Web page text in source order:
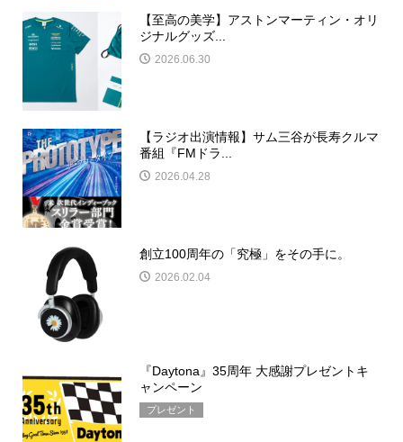
【至高の美学】アストンマーティン・オリ
ジナルグッズ...
2026.06.30
【ラジオ出演情報】サム三谷が長寿クルマ
番組『FMドラ...
2026.04.28
創立100周年の「究極」をその手に。
2026.02.04
『Daytona』35周年 大感謝プレゼントキ
ャンペーン
プレゼント